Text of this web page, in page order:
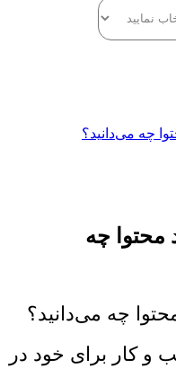
چه می‌دانید؟
محتوا چه
چه می‌دانید؟
و کار برای خود در